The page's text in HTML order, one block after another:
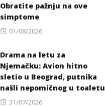
Obratite pažnju na ove
simptome
Posted
01/08/2026
Drama na letu za
Njemačku: Avion hitno
sletio u Beograd, putnika
našli nepomičnog u toaletu
Posted
31/07/2026